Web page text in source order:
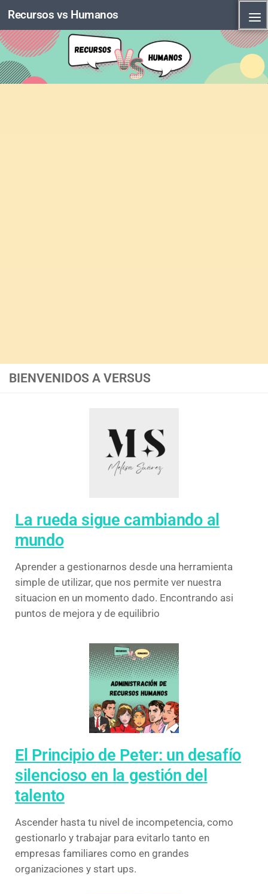
Skip to content
Recursos vs Humanos
BIENVENIDOS A VERSUS
La rueda sigue cambiando al
mundo
Aprender a gestionarnos desde una herramienta
simple de utilizar, que nos permite ver nuestra
situacion en un momento dado. Encontrando asi
puntos de mejora y de equilibrio
El Principio de Peter: un desafío
silencioso en la gestión del
talento
Ascender hasta tu nivel de incompetencia, como
gestionarlo y trabajar para evitarlo tanto en
empresas familiares como en grandes
organizaciones y start ups.